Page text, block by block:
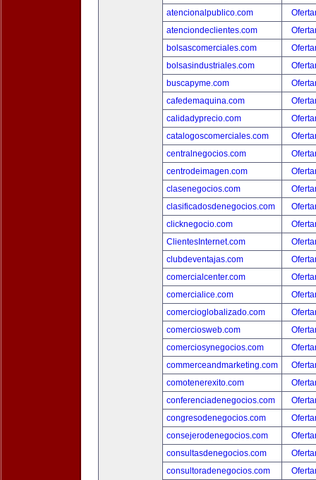
atencionalpublico.com
atenciondeclientes.com
bolsascomerciales.com
bolsasindustriales.com
buscapyme.com
cafedemaquina.com
calidadyprecio.com
catalogoscomerciales.com
centralnegocios.com
centrodeimagen.com
clasenegocios.com
clasificadosdenegocios.com
clicknegocio.com
ClientesInternet.com
clubdeventajas.com
comercialcenter.com
comercialice.com
comercioglobalizado.com
comerciosweb.com
comerciosynegocios.com
commerceandmarketing.com
comotenerexito.com
conferenciadenegocios.com
congresodenegocios.com
consejerodenegocios.com
consultasdenegocios.com
consultoradenegocios.com